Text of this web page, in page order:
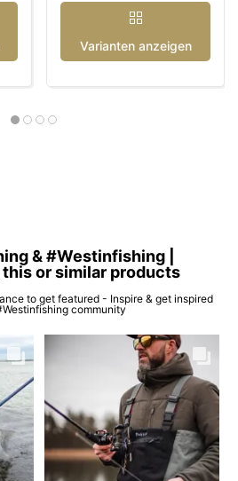
Varianten anzeigen
& #Westinfishing |
or similar products
to get featured - Inspire & get inspired
community